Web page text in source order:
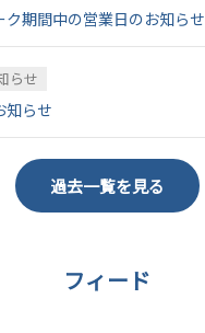
ク期間中の営業日のお知らせ
らせ
知らせ
過去一覧を見る
フィード